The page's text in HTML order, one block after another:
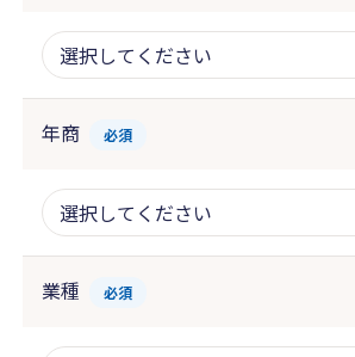
年商 必須
業種 必須